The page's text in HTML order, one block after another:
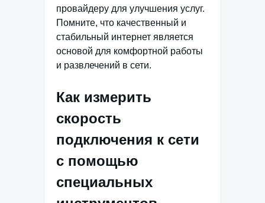
провайдеру для улучшения услуг.
Помните, что качественный и
стабильный интернет является
основой для комфортной работы
и развлечений в сети.
Как измерить
скорость
подключения к сети
с помощью
специальных